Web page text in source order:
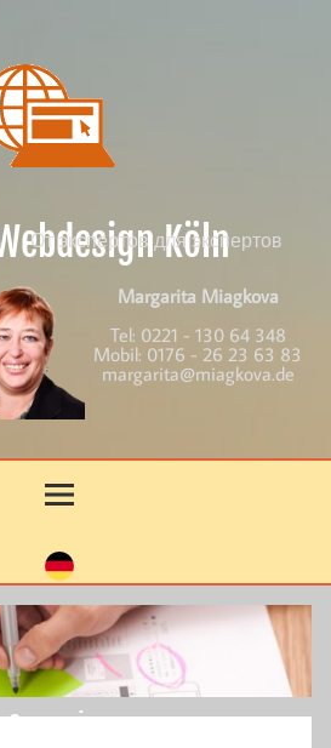
Köln
От экспертов для экспертов
Margarita Miagkova
Tel: 0221 - 130 64 348
Mobil: 0176 - 26 23 63 83
margarita@miagkova.de
Szenarien